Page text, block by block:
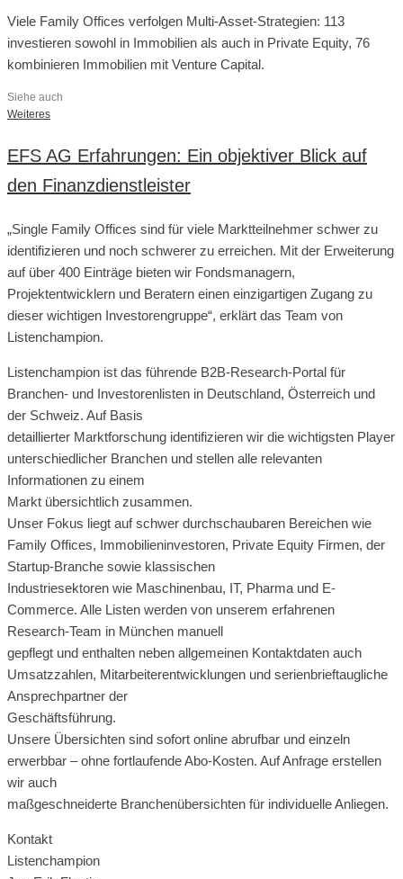
Viele Family Offices verfolgen Multi-Asset-Strategien: 113
investieren sowohl in Immobilien als auch in Private Equity, 76
kombinieren Immobilien mit Venture Capital.
Siehe auch
Weiteres
EFS AG Erfahrungen: Ein objektiver Blick auf
den Finanzdienstleister
„Single Family Offices sind für viele Marktteilnehmer schwer zu
identifizieren und noch schwerer zu erreichen. Mit der Erweiterung
auf über 400 Einträge bieten wir Fondsmanagern,
Projektentwicklern und Beratern einen einzigartigen Zugang zu
dieser wichtigen Investorengruppe“, erklärt das Team von
Listenchampion.
Listenchampion ist das führende B2B-Research-Portal für
Branchen- und Investorenlisten in Deutschland, Österreich und
der Schweiz. Auf Basis
detaillierter Marktforschung identifizieren wir die wichtigsten Player
unterschiedlicher Branchen und stellen alle relevanten
Informationen zu einem
Markt übersichtlich zusammen.
Unser Fokus liegt auf schwer durchschaubaren Bereichen wie
Family Offices, Immobilieninvestoren, Private Equity Firmen, der
Startup-Branche sowie klassischen
Industriesektoren wie Maschinenbau, IT, Pharma und E-
Commerce. Alle Listen werden von unserem erfahrenen
Research-Team in München manuell
gepflegt und enthalten neben allgemeinen Kontaktdaten auch
Umsatzzahlen, Mitarbeiterentwicklungen und serienbrieftaugliche
Ansprechpartner der
Geschäftsführung.
Unsere Übersichten sind sofort online abrufbar und einzeln
erwerbbar – ohne fortlaufende Abo-Kosten. Auf Anfrage erstellen
wir auch
maßgeschneiderte Branchenübersichten für individuelle Anliegen.
Kontakt
Listenchampion